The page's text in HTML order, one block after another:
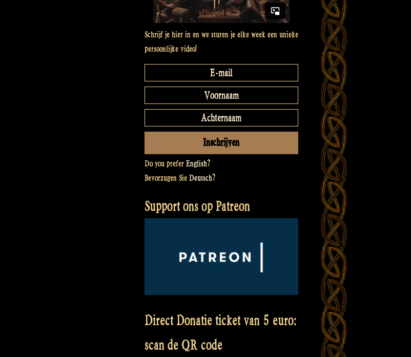
Schrijf je hier in en we sturen je elke week een unieke
persoonlijke video!
Do you prefer English?
Bevorzugen Sie Deutsch?
Support ons op Patreon
Direct Donatie ticket van 5 euro:
scan de QR code